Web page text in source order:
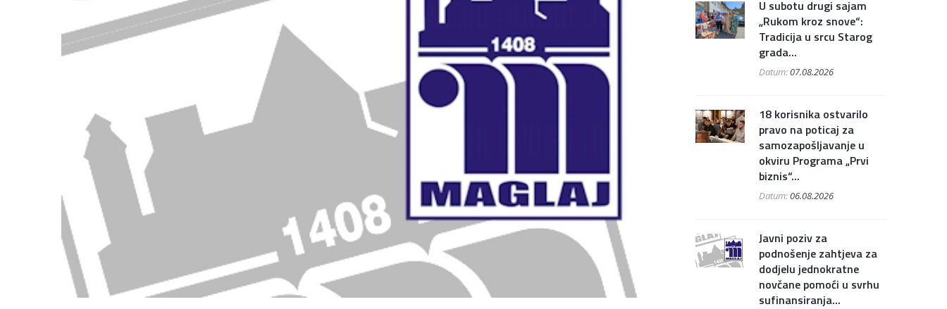
U subotu drugi sajam
„Rukom kroz snove“:
Tradicija u srcu Starog
grada...
Datum:07.08.2026
18 korisnika ostvarilo
pravo na poticaj za
samozapošljavanje u
okviru Programa „Prvi
biznis“...
Datum:06.08.2026
Javni poziv za
podnošenje zahtjeva za
dodjelu jednokratne
novčane pomoći u svrhu
sufinansiranja...